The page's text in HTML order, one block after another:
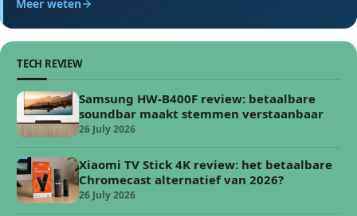
Meer weten
TECH REVIEW
Samsung HW-B400F review: betaalbare
soundbar maakt stemmen verstaanbaar
26 July 2026
Xiaomi TV Stick 4K review: het betaalbare
Chromecast alternatief van 2026?
26 July 2026